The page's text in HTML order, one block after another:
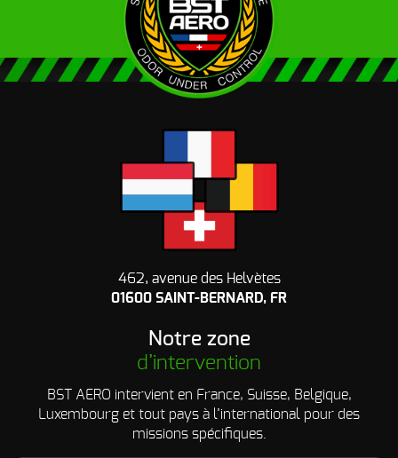
462, avenue des Helvètes
01600 SAINT-BERNARD, FR
Notre zone
d’intervention
BST AERO intervient en France, Suisse, Belgique,
Luxembourg et tout pays à l’international pour des
missions spécifiques.